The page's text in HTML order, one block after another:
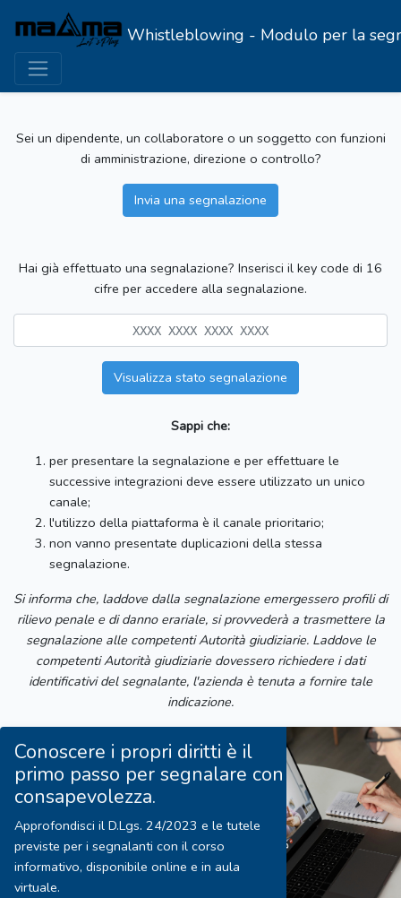
Whistleblowing - Modulo per la
Sei un dipendente, un collaboratore o un soggetto con funzioni
di amministrazione, direzione o controllo?
Invia una segnalazione
Hai già effettuato una segnalazione? Inserisci il key code di 16
cifre per accedere alla segnalazione.
Visualizza stato segnalazione
Sappi che:
per presentare la segnalazione e per effettuare le
successive integrazioni deve essere utilizzato un unico
canale;
l'utilizzo della piattaforma è il canale prioritario;
non vanno presentate duplicazioni della stessa
segnalazione.
Si informa che, laddove dalla segnalazione emergessero profili di
rilievo penale e di danno erariale, si provvederà a trasmettere la
segnalazione alle competenti Autorità giudiziarie. Laddove le
competenti Autorità giudiziarie dovessero richiedere i dati
identificativi del segnalante, l'azienda è tenuta a fornire tale
indicazione.
Conoscere i propri diritti è il
primo passo per segnalare con
consapevolezza.
Approfondisci il D.Lgs. 24/2023 e le tutele
previste per i segnalanti con il corso
informativo, disponibile online e in aula
virtuale.